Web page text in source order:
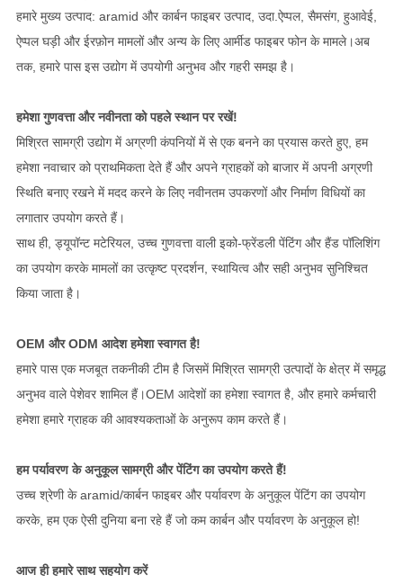
हमारे मुख्य उत्पाद: aramid और कार्बन फाइबर उत्पाद, उदा.ऐप्पल, सैमसंग, हुआवेई,
ऐप्पल घड़ी और ईरफ़ोन मामलों और अन्य के लिए आर्मीड फाइबर फोन के मामले।अब
तक, हमारे पास इस उद्योग में उपयोगी अनुभव और गहरी समझ है।
हमेशा गुणवत्ता और नवीनता को पहले स्थान पर रखें!
मिश्रित सामग्री उद्योग में अग्रणी कंपनियों में से एक बनने का प्रयास करते हुए, हम
हमेशा नवाचार को प्राथमिकता देते हैं और अपने ग्राहकों को बाजार में अपनी अग्रणी
स्थिति बनाए रखने में मदद करने के लिए नवीनतम उपकरणों और निर्माण विधियों का
लगातार उपयोग करते हैं।
साथ ही, ड्यूपॉन्ट मटेरियल, उच्च गुणवत्ता वाली इको-फ्रेंडली पेंटिंग और हैंड पॉलिशिंग
का उपयोग करके मामलों का उत्कृष्ट प्रदर्शन, स्थायित्व और सही अनुभव सुनिश्चित
किया जाता है।
OEM और ODM आदेश हमेशा स्वागत है!
हमारे पास एक मजबूत तकनीकी टीम है जिसमें मिश्रित सामग्री उत्पादों के क्षेत्र में समृद्ध
अनुभव वाले पेशेवर शामिल हैं।OEM आदेशों का हमेशा स्वागत है, और हमारे कर्मचारी
हमेशा हमारे ग्राहक की आवश्यकताओं के अनुरूप काम करते हैं।
हम पर्यावरण के अनुकूल सामग्री और पेंटिंग का उपयोग करते हैं!
उच्च श्रेणी के aramid/कार्बन फाइबर और पर्यावरण के अनुकूल पेंटिंग का उपयोग
करके, हम एक ऐसी दुनिया बना रहे हैं जो कम कार्बन और पर्यावरण के अनुकूल हो!
आज ही हमारे साथ सहयोग करें